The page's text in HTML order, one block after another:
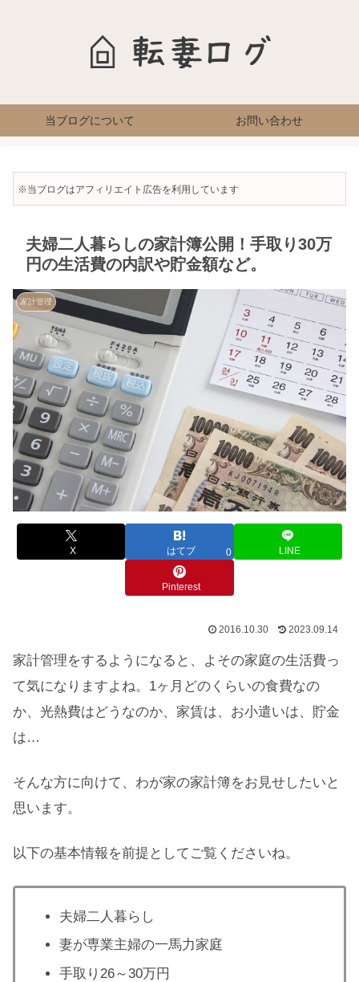
当ブログについて お問い合わせ
※当ブログはアフィリエイト広告を利用しています
夫婦二人暮らしの家計簿公開！手取り30万
円の生活費の内訳や貯金額など。
家計管理
X はてブ 0 LINE
Pinterest
2016.10.30 2023.09.14
家計管理をするようになると、よその家庭の生活費っ
て気になりますよね。1ヶ月どのくらいの食費なの
か、光熱費はどうなのか、家賃は、お小遣いは、貯金
は…
そんな方に向けて、わが家の家計簿をお見せしたいと
思います。
以下の基本情報を前提としてご覧くださいね。
夫婦二人暮らし
妻が専業主婦の一馬力家庭
手取り26～30万円